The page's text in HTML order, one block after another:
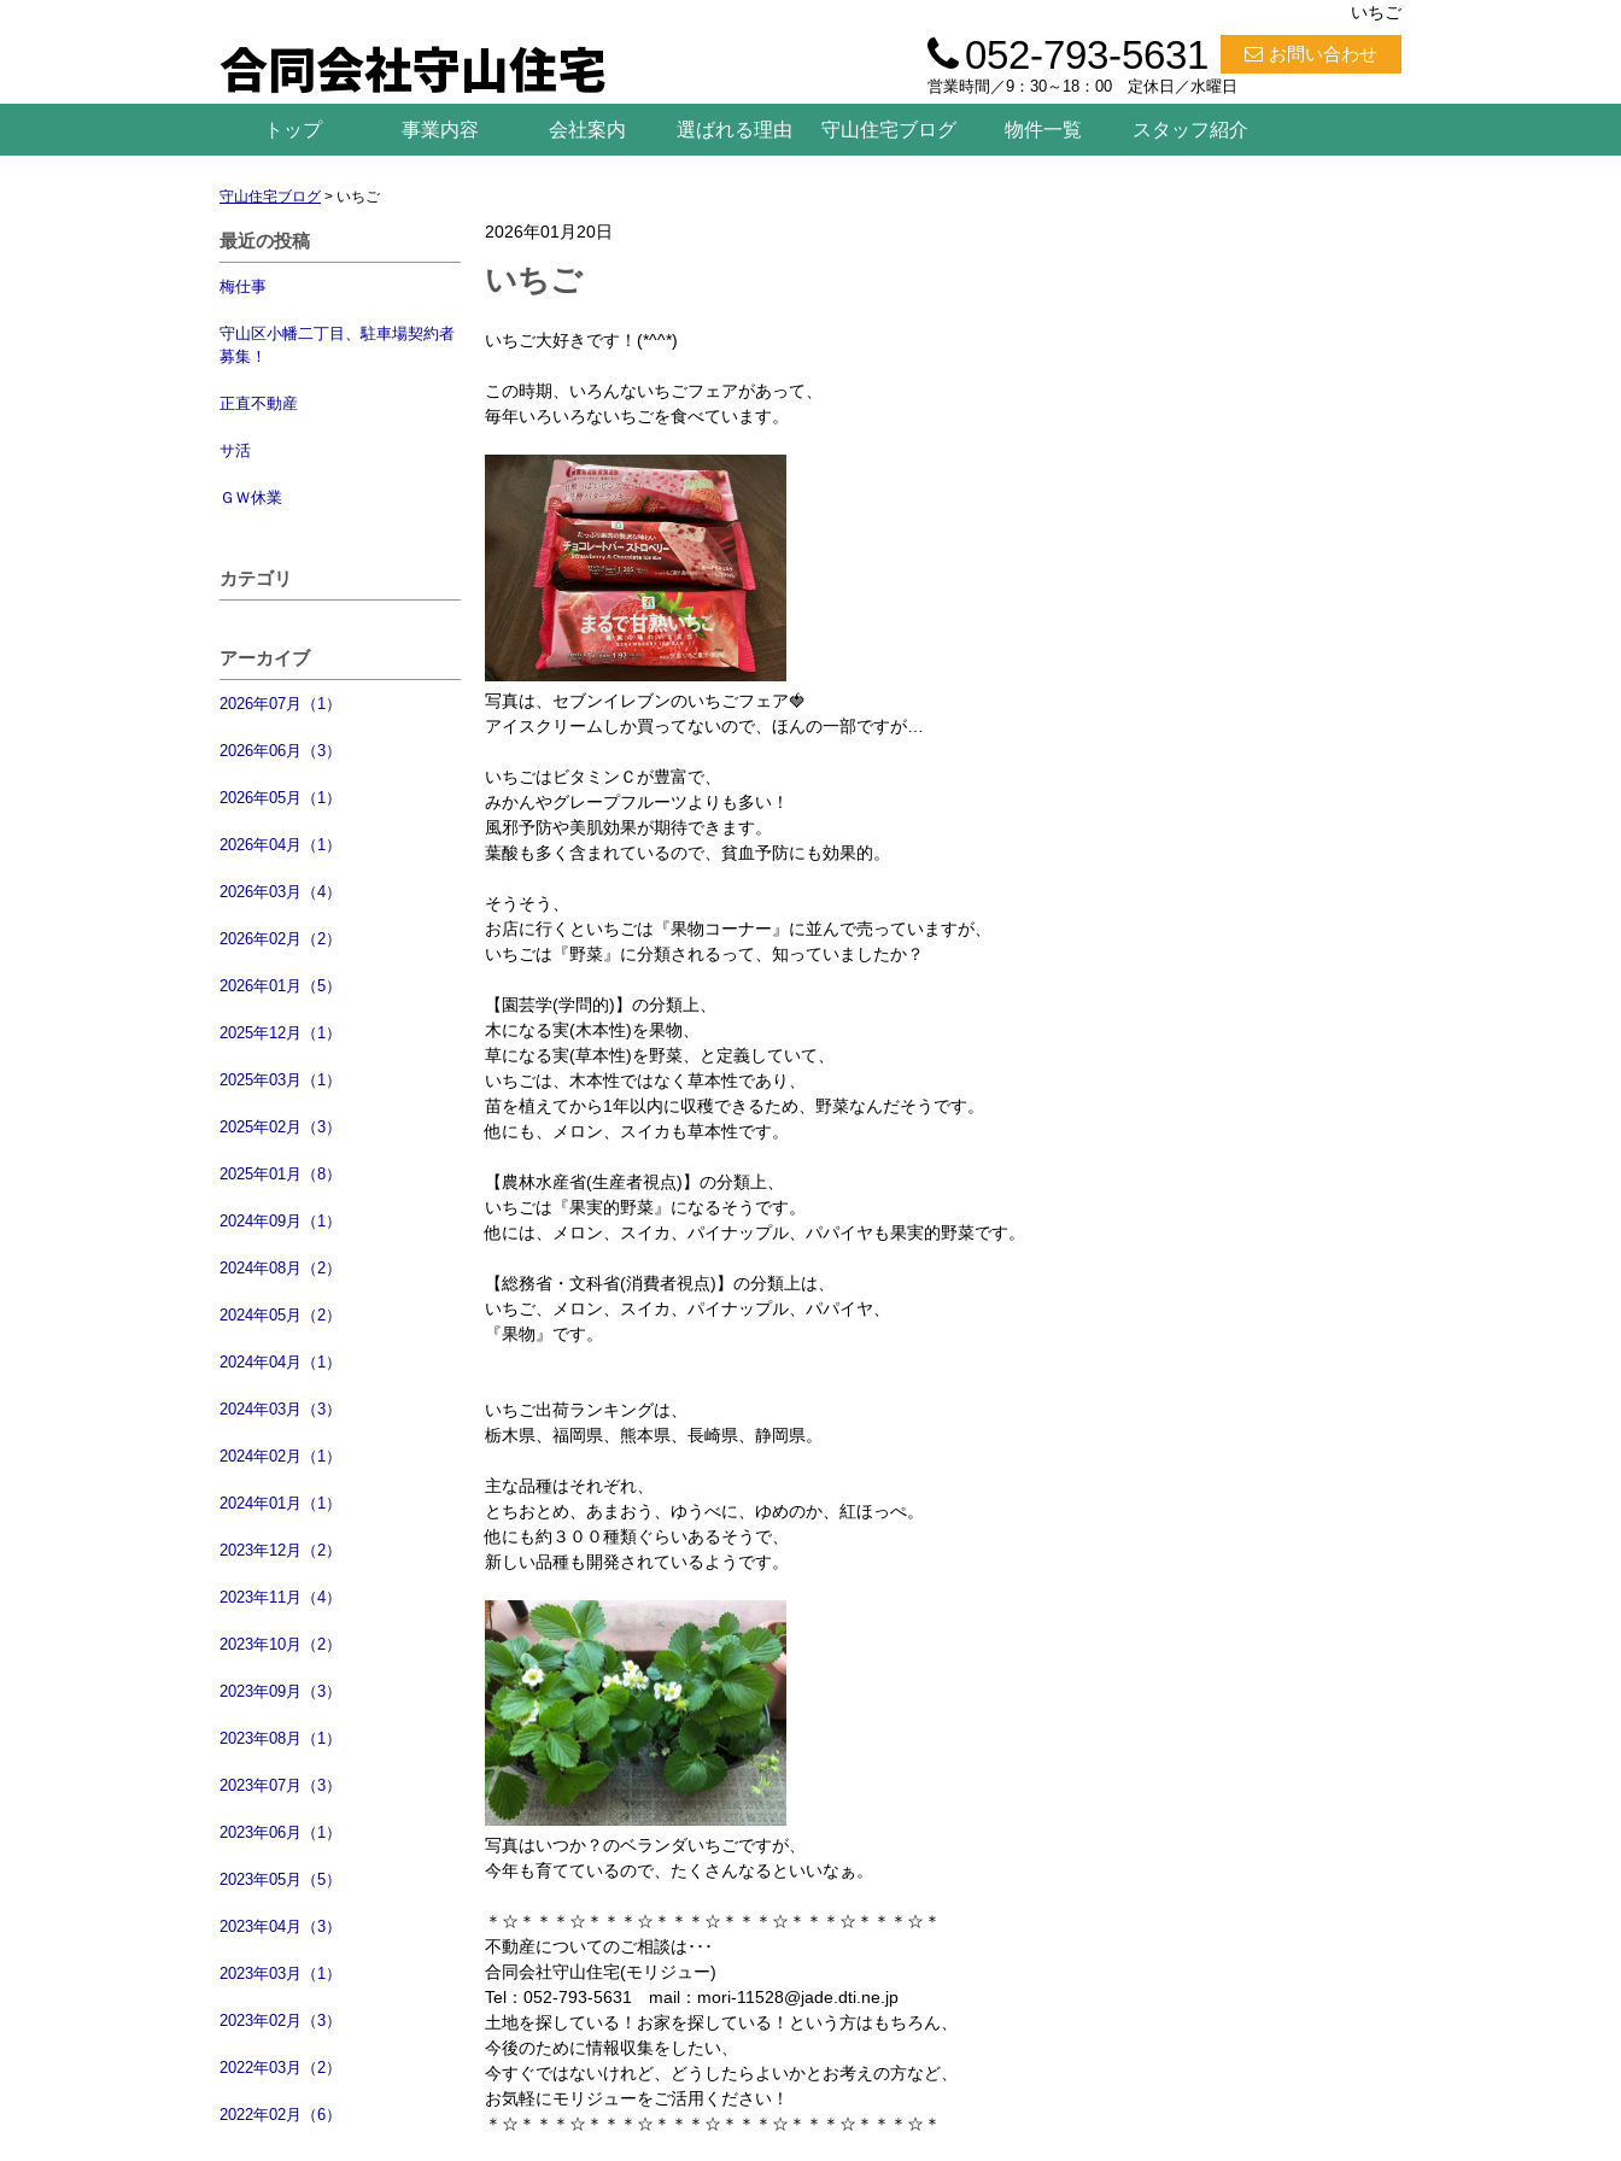
いちご
合同会社守山住宅 お問い合わせ
052-793-5631
営業時間／9：30～18：00 定休日／水曜日
トップ 事業内容 会社案内 選ばれる理由 守山住宅ブログ 物件一覧 スタッフ紹介
守山住宅ブログ > いちご
最近の投稿
梅仕事
守山区小幡二丁目、駐車場契約者
募集！
正直不動産
サ活
ＧＷ休業
カテゴリ
アーカイブ
2026年07月（1）
2026年06月（3）
2026年05月（1）
2026年04月（1）
2026年03月（4）
2026年02月（2）
2026年01月（5）
2025年12月（1）
2025年03月（1）
2025年02月（3）
2025年01月（8）
2024年09月（1）
2024年08月（2）
2024年05月（2）
2024年04月（1）
2024年03月（3）
2024年02月（1）
2024年01月（1）
2023年12月（2）
2023年11月（4）
2023年10月（2）
2023年09月（3）
2023年08月（1）
2023年07月（3）
2023年06月（1）
2023年05月（5）
2023年04月（3）
2023年03月（1）
2023年02月（3）
2022年03月（2）
2022年02月（6）
2026年01月20日
いちご
いちご大好きです！(*^^*)
この時期、いろんないちごフェアがあって、
毎年いろいろないちごを食べています。
写真は、セブンイレブンのいちごフェア🍓
アイスクリームしか買ってないので、ほんの一部ですが…
いちごはビタミンＣが豊富で、
みかんやグレープフルーツよりも多い！
風邪予防や美肌効果が期待できます。
葉酸も多く含まれているので、貧血予防にも効果的。
そうそう、
お店に行くといちごは『果物コーナー』に並んで売っていますが、
いちごは『野菜』に分類されるって、知っていましたか？
【園芸学(学問的)】の分類上、
木になる実(木本性)を果物、
草になる実(草本性)を野菜、と定義していて、
いちごは、木本性ではなく草本性であり、
苗を植えてから1年以内に収穫できるため、野菜なんだそうです。
他にも、メロン、スイカも草本性です。
【農林水産省(生産者視点)】の分類上、
いちごは『果実的野菜』になるそうです。
他には、メロン、スイカ、パイナップル、パパイヤも果実的野菜です。
【総務省・文科省(消費者視点)】の分類上は、
いちご、メロン、スイカ、パイナップル、パパイヤ、
『果物』です。
いちご出荷ランキングは、
栃木県、福岡県、熊本県、長崎県、静岡県。
主な品種はそれぞれ、
とちおとめ、あまおう、ゆうべに、ゆめのか、紅ほっぺ。
他にも約３００種類ぐらいあるそうで、
新しい品種も開発されているようです。
写真はいつか？のベランダいちごですが、
今年も育てているので、たくさんなるといいなぁ。
＊☆＊＊＊☆＊＊＊☆＊＊＊☆＊＊＊☆＊＊＊☆＊＊＊☆＊
不動産についてのご相談は･･･
合同会社守山住宅(モリジュー)
Tel：052-793-5631 mail：mori-11528@jade.dti.ne.jp
土地を探している！お家を探している！という方はもちろん、
今後のために情報収集をしたい、
今すぐではないけれど、どうしたらよいかとお考えの方など、
お気軽にモリジューをご活用ください！
＊☆＊＊＊☆＊＊＊☆＊＊＊☆＊＊＊☆＊＊＊☆＊＊＊☆＊